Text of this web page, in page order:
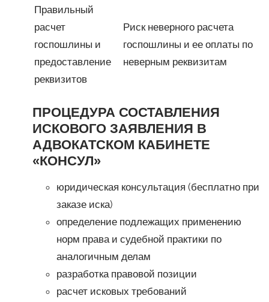
Правильный
расчет
госпошлины и
предоставление
реквизитов
Риск неверного расчета
госпошлины и ее оплаты по
неверным реквизитам
ПРОЦЕДУРА СОСТАВЛЕНИЯ
ИСКОВОГО ЗАЯВЛЕНИЯ В
АДВОКАТСКОМ КАБИНЕТЕ
«КОНСУЛ»
юридическая консультация (бесплатно при
заказе иска)
определение подлежащих применению
норм права и судебной практики по
аналогичным делам
разработка правовой позиции
расчет исковых требований